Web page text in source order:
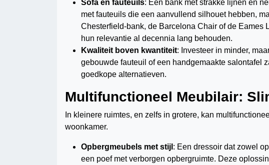
Sofa en fauteuils: Een bank met strakke lijnen en
met fauteuils die een aanvullend silhouet hebben,
Chesterfield-bank, de Barcelona Chair of de
hun relevantie al decennia lang behouden.
Kwaliteit boven kwantiteit: Investeer in minder,
gebouwde fauteuil of een handgemaakte salontafel
goedkope alternatieven.
Multifunctioneel Meubilair:
In kleinere ruimtes, en zelfs in grotere, kan
woonkamer.
Opbergmeubels met stijl : Een dressoir dat zowel
een poef met verborgen opbergruimte. Deze